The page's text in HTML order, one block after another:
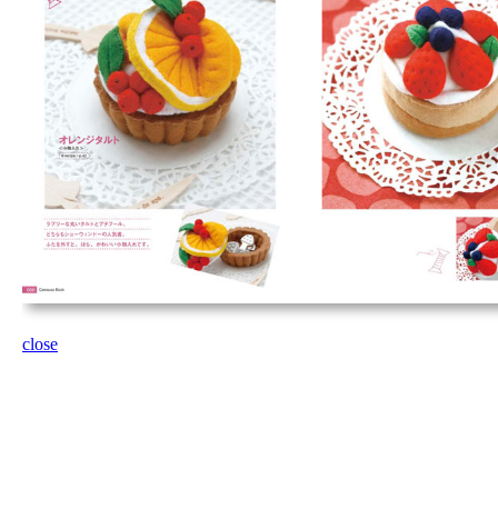
close